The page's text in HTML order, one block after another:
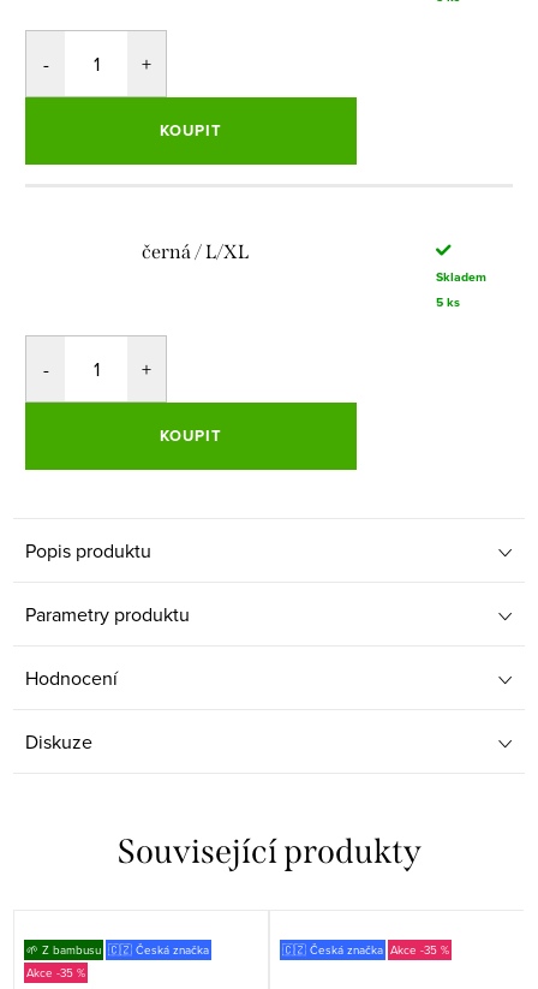
KOUPIT
černá / L/XL
Skladem
5 ks
KOUPIT
Popis produktu
Parametry produktu
Hodnocení
Diskuze
Související produkty
🌱 Z bambusu 🇨🇿 Česká značka
-35 %
🇨🇿 Česká značka -35 %